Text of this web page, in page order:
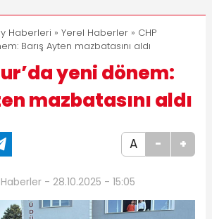
Yayın Hayatına Başladı | Hızlı ve
Akıllı Haber Platformu
Haberleri » Yerel Haberler» CHP
Barış Ayten mazbatasını aldı
yeni dönem:
mazbatasını aldı
A - +
- 28.10.2025 - 15:05